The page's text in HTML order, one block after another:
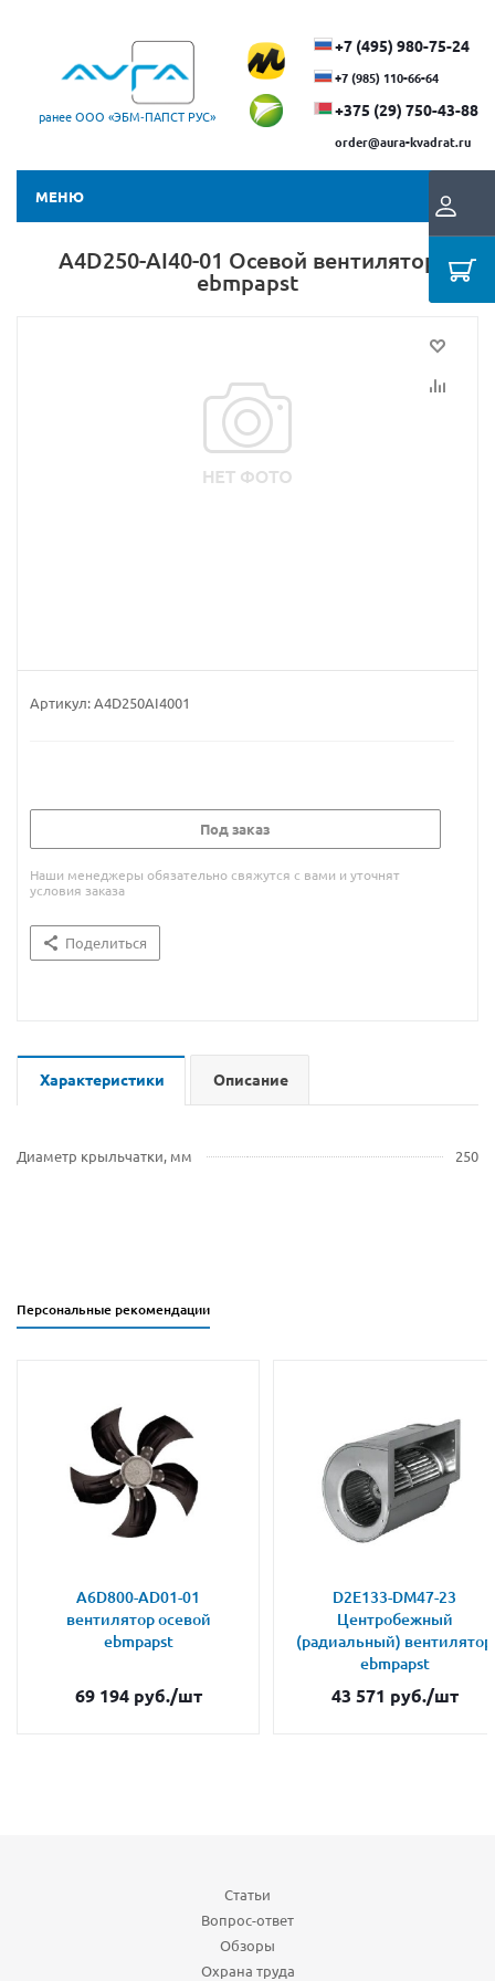
ранее ООО «ЭБМ‑ПАПСТ РУС»
+7 (495) 980-75-24
+7 (985) 110-66-64
+375 (29) ​750-43-88
order@aura-kvadrat.ru
МЕНЮ
A4D250-AI40-01 Осевой вентилятор
ebmpapst
Артикул:A4D250AI4001
Под заказ
Наши менеджеры обязательно свяжутся с вами и уточнят
условия заказа
Поделиться
Характеристики Описание
Диаметр крыльчатки, мм 250
Персональные рекомендации
A6D800-AD01-01
вентилятор осевой
ebmpapst
69 194руб./шт
D2E133-DM47-23
Центробежный
(радиальный) вентилятор
ebmpapst
43 571 руб./шт
Статьи
Вопрос-ответ
Обзоры
Охрана труда